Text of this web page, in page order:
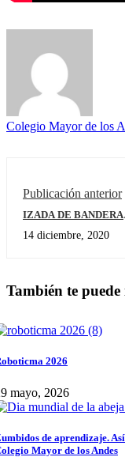
Colegio Mayor de los
Publicación anterior
IZADA DE BANDERA
THANKSGIVING DAY
14 diciembre, 2020
También te puede
2026
mayo, 2026
de aprendizaje.
Mayor de los Andes